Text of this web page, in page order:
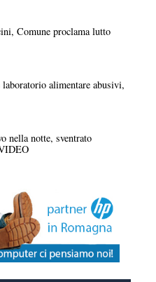
Comune proclama lutto
alimentare abusivi,
nella notte, sventrato